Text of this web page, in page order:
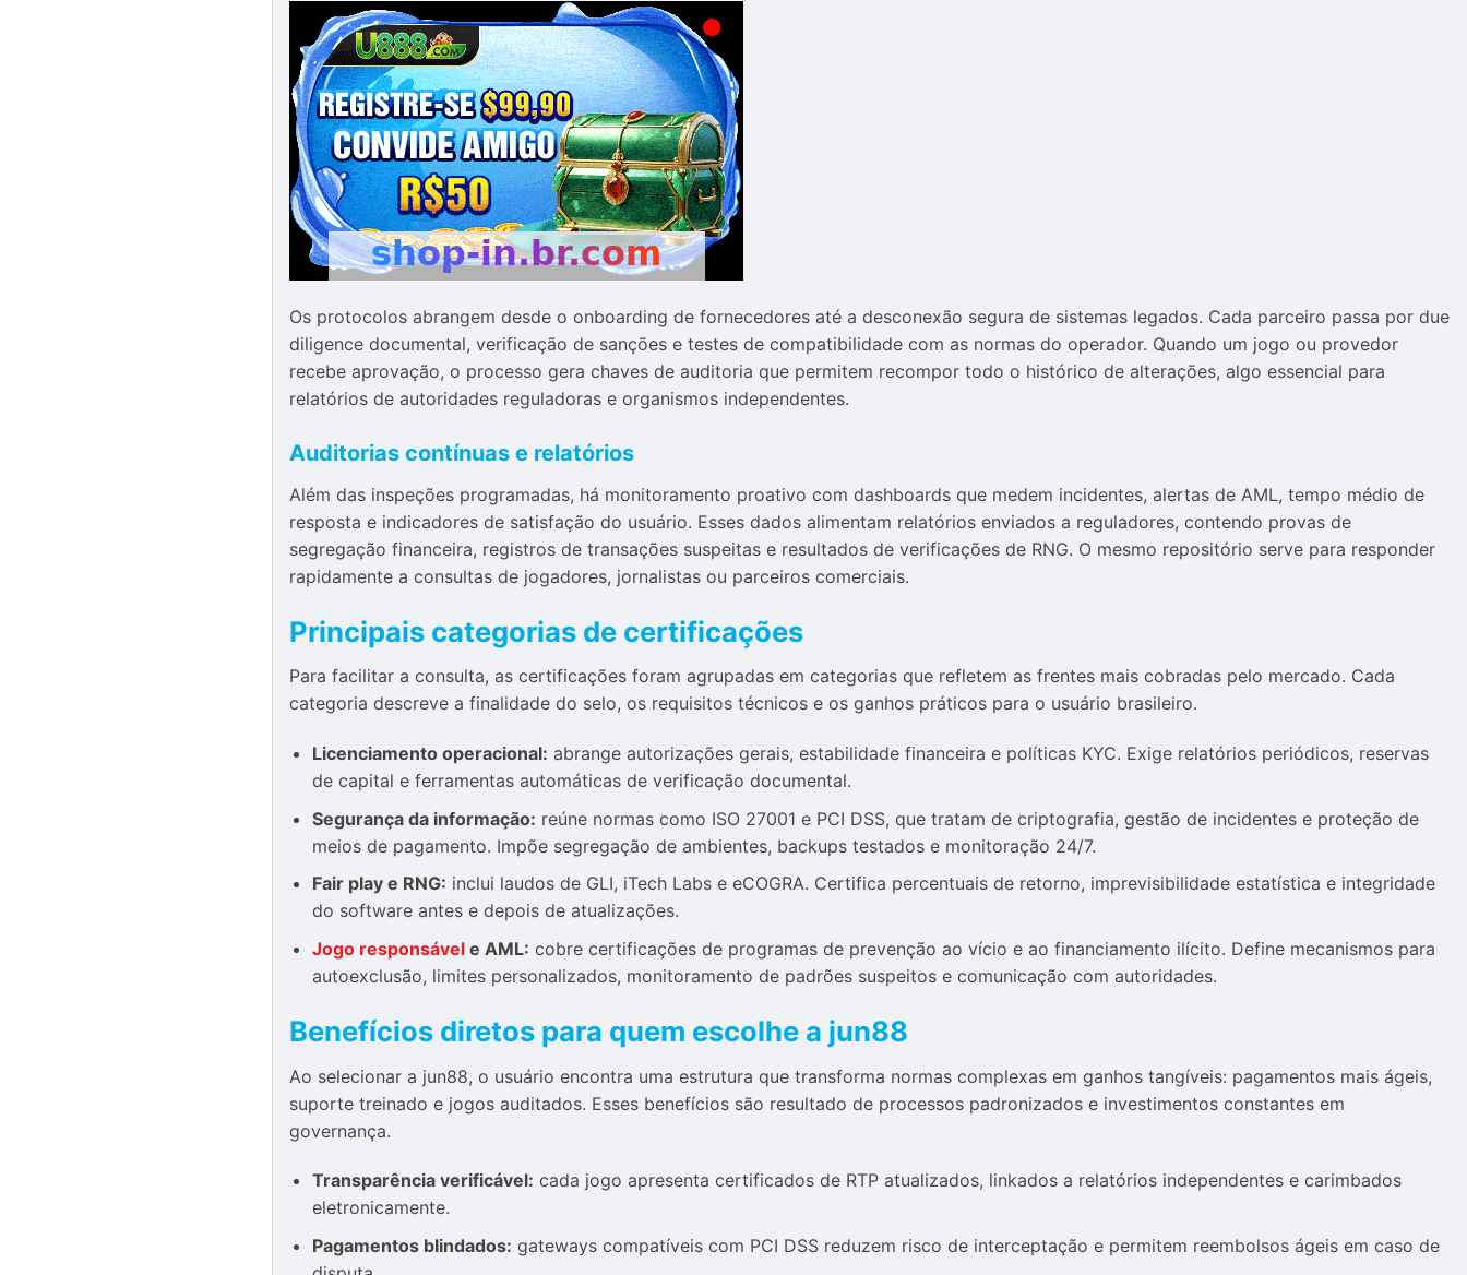
Os protocolos abrangem desde o onboarding de fornecedores até a desconexão segura de sistemas legados. Cada parceiro passa por due
diligence documental, verificação de sanções e testes de compatibilidade com as normas do operador. Quando um jogo ou provedor
recebe aprovação, o processo gera chaves de auditoria que permitem recompor todo o histórico de alterações, algo essencial para
relatórios de autoridades reguladoras e organismos independentes.
Auditorias contínuas e relatórios
Além das inspeções programadas, há monitoramento proativo com dashboards que medem incidentes, alertas de AML, tempo médio de
resposta e indicadores de satisfação do usuário. Esses dados alimentam relatórios enviados a reguladores, contendo provas de
segregação financeira, registros de transações suspeitas e resultados de verificações de RNG. O mesmo repositório serve para responder
rapidamente a consultas de jogadores, jornalistas ou parceiros comerciais.
Principais categorias de certificações
Para facilitar a consulta, as certificações foram agrupadas em categorias que refletem as frentes mais cobradas pelo mercado. Cada
categoria descreve a finalidade do selo, os requisitos técnicos e os ganhos práticos para o usuário brasileiro.
Licenciamento operacional: abrange autorizações gerais, estabilidade financeira e políticas KYC. Exige relatórios periódicos, reservas
de capital e ferramentas automáticas de verificação documental.
Segurança da informação: reúne normas como ISO 27001 e PCI DSS, que tratam de criptografia, gestão de incidentes e proteção de
meios de pagamento. Impõe segregação de ambientes, backups testados e monitoração 24/7.
Fair play e RNG: inclui laudos de GLI, iTech Labs e eCOGRA. Certifica percentuais de retorno, imprevisibilidade estatística e integridade
do software antes e depois de atualizações.
Jogo responsávele AML: cobre certificações de programas de prevenção ao vício e ao financiamento ilícito. Define mecanismos para
autoexclusão, limites personalizados, monitoramento de padrões suspeitos e comunicação com autoridades.
Benefícios diretos para quem escolhe a jun88
Ao selecionar a jun88, o usuário encontra uma estrutura que transforma normas complexas em ganhos tangíveis: pagamentos mais ágeis,
suporte treinado e jogos auditados. Esses benefícios são resultado de processos padronizados e investimentos constantes em
governança.
Transparência verificável: cada jogo apresenta certificados de RTP atualizados, linkados a relatórios independentes e carimbados
eletronicamente.
Pagamentos blindados: gateways compatíveis com PCI DSS reduzem risco de interceptação e permitem reembolsos ágeis em caso de